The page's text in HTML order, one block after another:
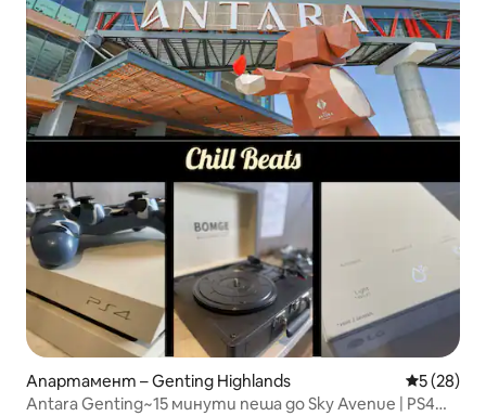
Апартамент – Genting Highlands Средна
5 (28)
Antara Genting~15 минути пеша до Sky Avenue | PS4